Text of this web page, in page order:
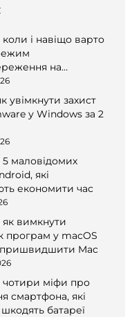
і навіщо варто
на
увімкнути захист
у Windows за 2
маловідомих
які
економити час
вимкнути
програм у macOS
пришвидшити Mac
міфи про
смартфона, які
батареї